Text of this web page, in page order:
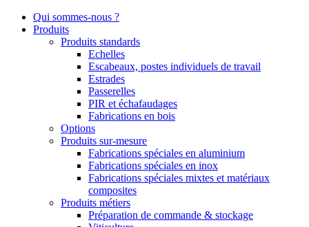
Qui sommes-nous ?
Produits
Produits standards
Echelles
Escabeaux, postes individuels de travail
Estrades
Passerelles
PIR et échafaudages
Fabrications en bois
Options
Produits sur-mesure
Fabrications spéciales en aluminium
Fabrications spéciales en inox
Fabrications spéciales mixtes et matériaux
composites
Produits métiers
Préparation de commande & stockage